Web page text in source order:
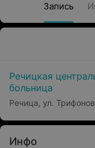
Запись
Речицкая
больница
Речица, ул.
Инфо